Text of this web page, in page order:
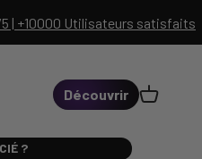
satisfaits
Découvrir Panier
?